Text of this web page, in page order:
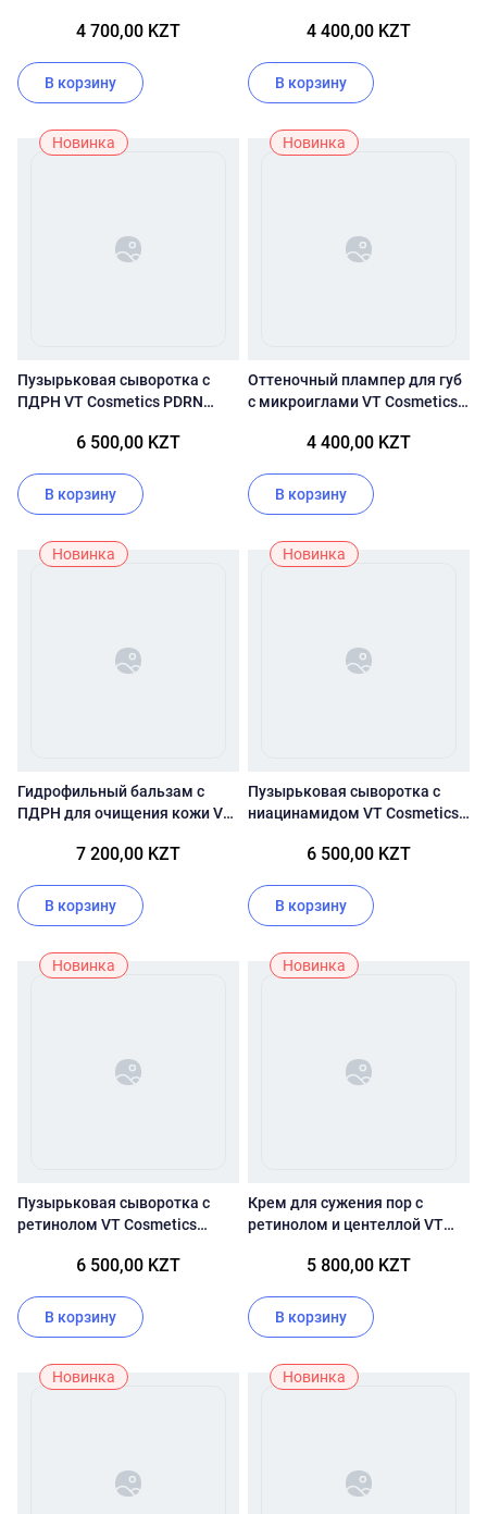
Plumper Expert4 700,00 KZT
В корзину
4 400,00 KZT
В корзину
Новинка
Пузырьковая сыворотка с
ПДРН VT Cosmetics PDRN
6 500,00 KZT
В корзину
Новинка
Оттеночный плампер для губ
с микроиглами VT Cosmetics
4 400,00 KZT
В корзину
Новинка
Гидрофильный бальзам с
ПДРН для очищения кожи VT
Cleansing Balm7 200,00 KZT
В корзину
Новинка
Пузырьковая сыворотка с
ниацинамидом VT Cosmetics
Yellow Micro Bubble Serum
6 500,00 KZT
В корзину
Новинка
Пузырьковая сыворотка с
ретинолом VT Cosmetics
Bubble Serum6 500,00 KZT
В корзину
Новинка
Крем для сужения пор с
ретинолом и центеллой VT
5 800,00 KZT
В корзину
Новинка Новинка